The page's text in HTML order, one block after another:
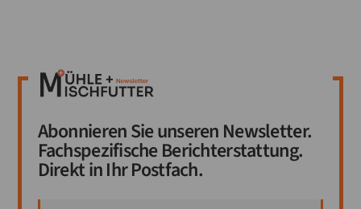
Abonnieren Sie unseren Newsletter.
Fachspezifische Berichterstattung.
Direkt in Ihr Postfach.